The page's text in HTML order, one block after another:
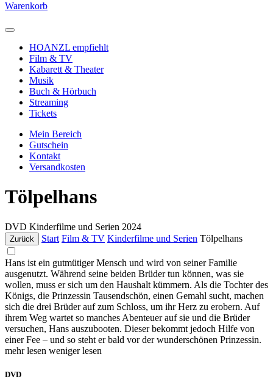
Warenkorb
HOANZL empfiehlt
Film & TV
Kabarett & Theater
Musik
Buch & Hörbuch
Streaming
Tickets
Mein Bereich
Gutschein
Kontakt
Versandkosten
Tölpelhans
DVD Kinderfilme und Serien 2024
Zurück Start Film & TV Kinderfilme und Serien Tölpelhans
Hans ist ein gutmütiger Mensch und wird von seiner Familie
ausgenutzt. Während seine beiden Brüder tun können, was sie
wollen, muss er sich um den Haushalt kümmern. Als die Tochter des
Königs, die Prinzessin Tausendschön, einen Gemahl sucht, machen
sich die drei Brüder auf zum Schloss, um ihr Herz zu erobern. Auf
ihrem Weg wartet so manches Abenteuer auf sie und die Brüder
versuchen, Hans auszubooten. Dieser bekommt jedoch Hilfe von
einer Fee – und so steht er bald vor der wunderschönen Prinzessin.
mehr lesen weniger lesen
DVD